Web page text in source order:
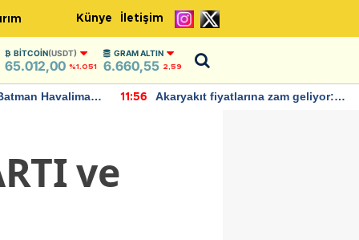
Künye İletişim
BITCOIN(USDT)
65.012,00 %1.051
GRAM ALTIN
6.660,55 2,59
Havalimanı
11:56
Akaryakıt fiyatlarına zam geliyor:
ve